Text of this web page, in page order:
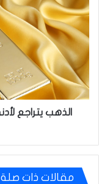
يتراجع
لأدنى
مستوى
في
أسبوعين
بعد
اتفاق
أمريكا-
أوروباالذهب يتراجع
مقالات ذات صلة